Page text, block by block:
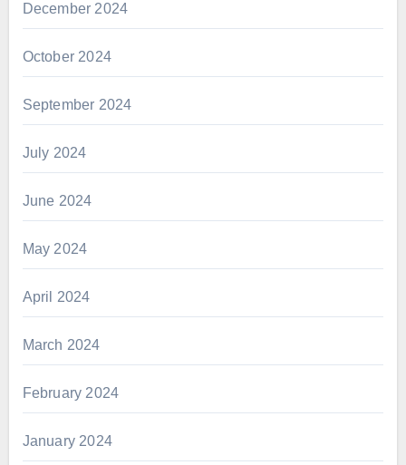
December 2024
October 2024
September 2024
July 2024
June 2024
May 2024
April 2024
March 2024
February 2024
January 2024